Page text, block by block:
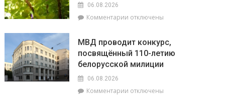
пунктов,
в
зоне
радиоактивного
загрязнения
06.08.2026
Комментарии к
справиться
с
жарой
Брагинской
отключены
МВД проводит конкурс,
посвящённый 110-летию
белорусской милиции
06.08.2026
Комментарии котключены